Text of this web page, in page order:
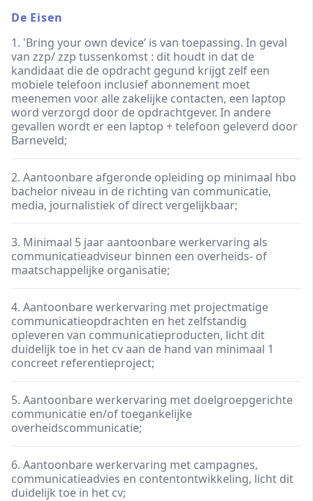
De Eisen
1. 'Bring your own device’ is van toepassing. In geval
van zzp/ zzp tussenkomst : dit houdt in dat de
kandidaat die de opdracht gegund krijgt zelf een
mobiele telefoon inclusief abonnement moet
meenemen voor alle zakelijke contacten, een laptop
word verzorgd door de opdrachtgever. In andere
gevallen wordt er een laptop + telefoon geleverd door
Barneveld;
2. Aantoonbare afgeronde opleiding op minimaal hbo
bachelor niveau in de richting van communicatie,
media, journalistiek of direct vergelijkbaar;
3. Minimaal 5 jaar aantoonbare werkervaring als
communicatieadviseur binnen een overheids- of
maatschappelijke organisatie;
4. Aantoonbare werkervaring met projectmatige
communicatieopdrachten en het zelfstandig
opleveren van communicatieproducten, licht dit
duidelijk toe in het cv aan de hand van minimaal 1
concreet referentieproject;
5. Aantoonbare werkervaring met doelgroepgerichte
communicatie en/of toegankelijke
overheidscommunicatie;
6. Aantoonbare werkervaring met campagnes,
communicatieadvies en contentontwikkeling, licht dit
duidelijk toe in het cv;